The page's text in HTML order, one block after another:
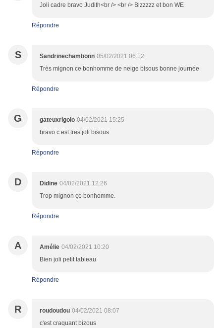
Joli cadre bravo Judith<br /> <br /> Bizzzzz et bon WE
Répondre
S Sandrinechambonn 05/02/2021 06:12
Très mignon ce bonhomme de neige bisous bonne journée
Répondre
G gateuxrigolo 04/02/2021 15:25
bravo c est tres joli bisous
Répondre
D Didine 04/02/2021 12:26
Trop mignon çe bonhomme.
Répondre
A Amélie 04/02/2021 10:20
Bien joli petit tableau
Répondre
R roudoudou 04/02/2021 08:07
c'est craquant bizous